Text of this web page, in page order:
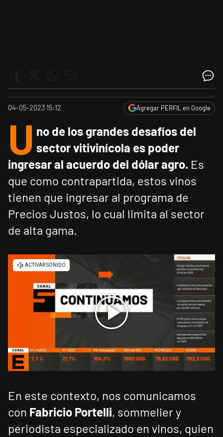
04-05-2023 15:12 Agregar PERFIL en Google
U no de los grandes desafíos del
sector vitivinícola es poder
ingresar al acuerdo del dólar agro. Es
que como contrapartida, estos vinos
tienen que ingresar al programa de
Precios Justos, lo cual limita al sector
de alta gama.
En este contexto, nos comunicamos
con Fabricio Portelli, sommelier y
periodista especializado en vinos, quien